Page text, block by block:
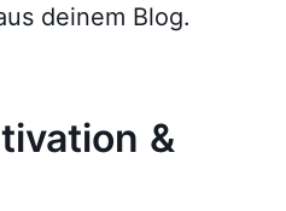
deinem Blog.
&